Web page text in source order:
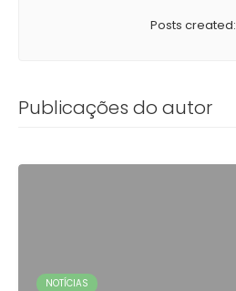
Posts created:
Publicações do autor
NOTÍCIAS